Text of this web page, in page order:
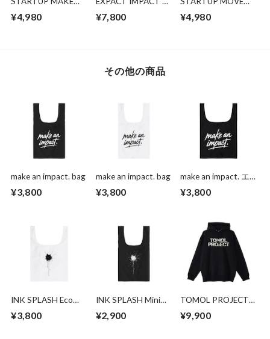
¥4,980 ¥7,800 ¥4,980
その他の商品
make an impact. bag
¥3,800
make an impact. bag
¥3,800
make an impact. エ
コバッグ
¥3,800
INK SPLASH Eco
¥3,800
INK SPLASH Mini
¥2,900
TOMOL PROJECT
¥9,900